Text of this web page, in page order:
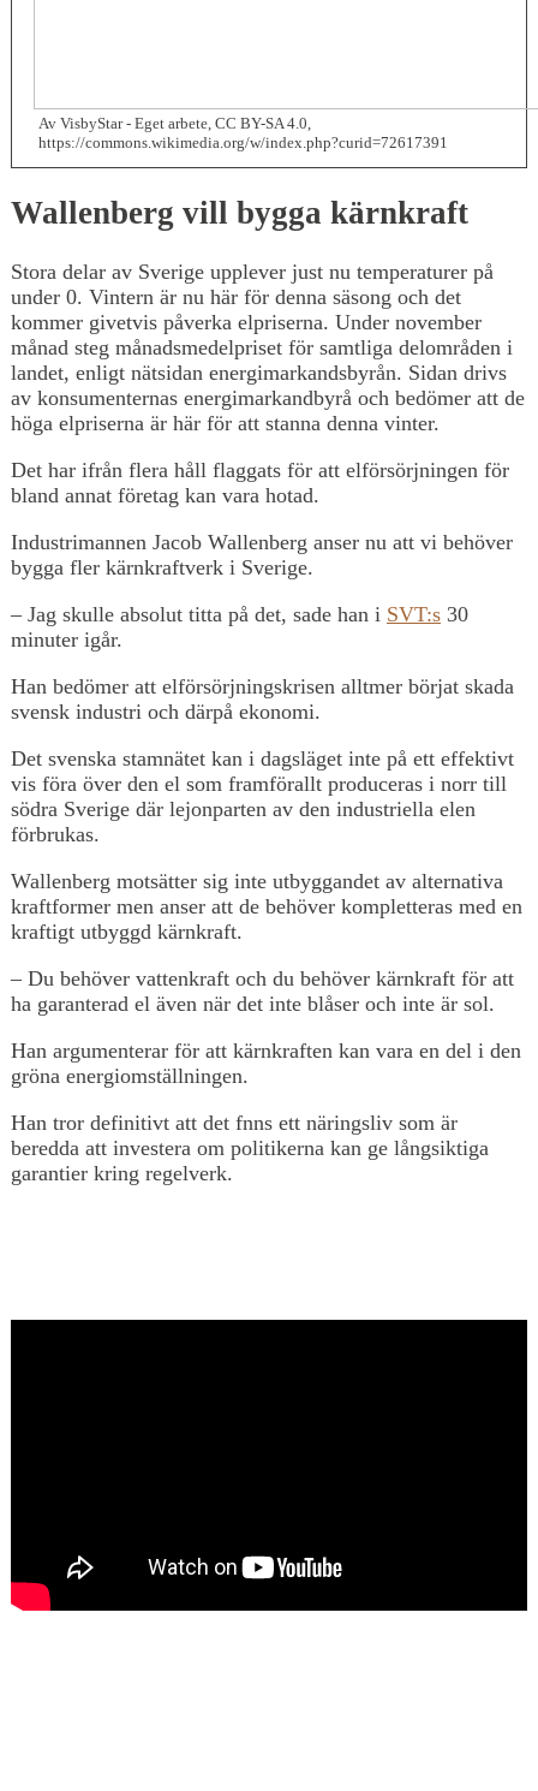
Av VisbyStar - Eget arbete, CC BY-SA 4.0,
https://commons.wikimedia.org/w/index.php?curid=72617391
Wallenberg vill bygga kärnkraft
Stora delar av Sverige upplever just nu temperaturer på
under 0. Vintern är nu här för denna säsong och det
kommer givetvis påverka elpriserna. Under november
månad steg månadsmedelpriset för samtliga delområden i
landet, enligt nätsidan energimarkandsbyrån. Sidan drivs
av konsumenternas energimarkandbyrå och bedömer att de
höga elpriserna är här för att stanna denna vinter.
Det har ifrån flera håll flaggats för att elförsörjningen för
bland annat företag kan vara hotad.
Industrimannen Jacob Wallenberg anser nu att vi behöver
bygga fler kärnkraftverk i Sverige.
– Jag skulle absolut titta på det, sade han i SVT:s 30
minuter igår.
Han bedömer att elförsörjningskrisen alltmer börjat skada
svensk industri och därpå ekonomi.
Det svenska stamnätet kan i dagsläget inte på ett effektivt
vis föra över den el som framförallt produceras i norr till
södra Sverige där lejonparten av den industriella elen
förbrukas.
Wallenberg motsätter sig inte utbyggandet av alternativa
kraftformer men anser att de behöver kompletteras med en
kraftigt utbyggd kärnkraft.
– Du behöver vattenkraft och du behöver kärnkraft för att
ha garanterad el även när det inte blåser och inte är sol.
Han argumenterar för att kärnkraften kan vara en del i den
gröna energiomställningen.
Han tror definitivt att det fnns ett näringsliv som är
beredda att investera om politikerna kan ge långsiktiga
garantier kring regelverk.